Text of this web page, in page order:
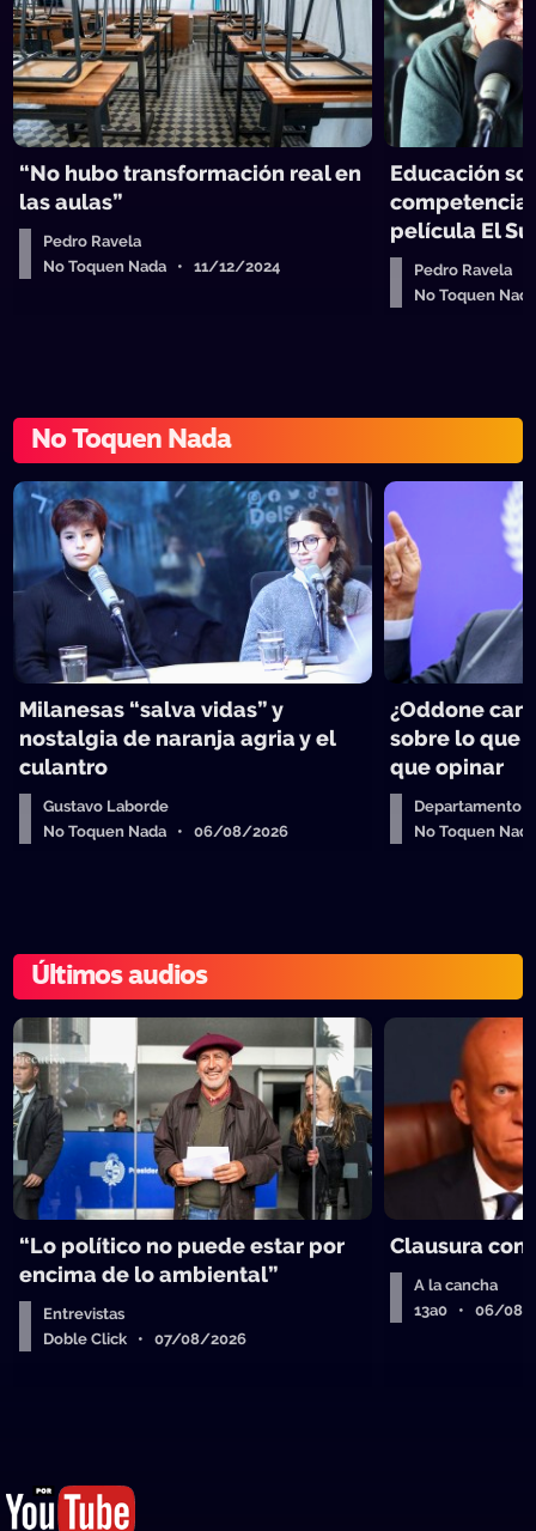
“No hubo transformación real en
las aulas”
Pedro Ravela
No Toquen Nada • 11/12/2024
Educación
película El
Pedro Ravela
No Toquen
No Toquen Nada
Milanesas “salva vidas” y
nostalgia de naranja agria y el
culantro
Gustavo Laborde
No Toquen Nada • 06/08/2026
¿Oddone
sobre lo que
que opinar
Departamento
No Toquen
Últimos audios
“Lo político no puede estar por
encima de lo ambiental”
Entrevistas
Doble Click • 07/08/2026
Clausura con
A la cancha
13a0 • 06/08/